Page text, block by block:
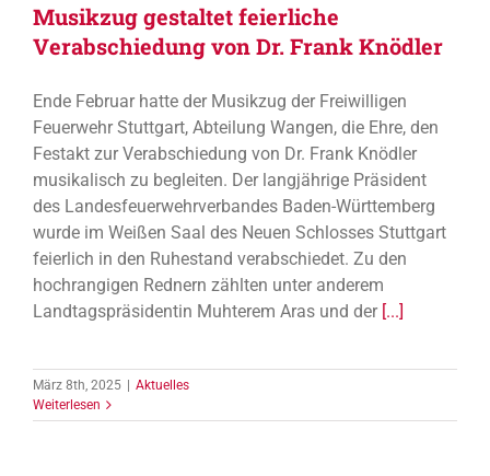
Musikzug gestaltet feierliche
Verabschiedung von Dr. Frank Knödler
Ende Februar hatte der Musikzug der Freiwilligen
Feuerwehr Stuttgart, Abteilung Wangen, die Ehre, den
Festakt zur Verabschiedung von Dr. Frank Knödler
musikalisch zu begleiten. Der langjährige Präsident
des Landesfeuerwehrverbandes Baden-Württemberg
wurde im Weißen Saal des Neuen Schlosses Stuttgart
feierlich in den Ruhestand verabschiedet. Zu den
hochrangigen Rednern zählten unter anderem
Landtagspräsidentin Muhterem Aras und der [...]
März 8th, 2025 | Aktuelles
Weiterlesen